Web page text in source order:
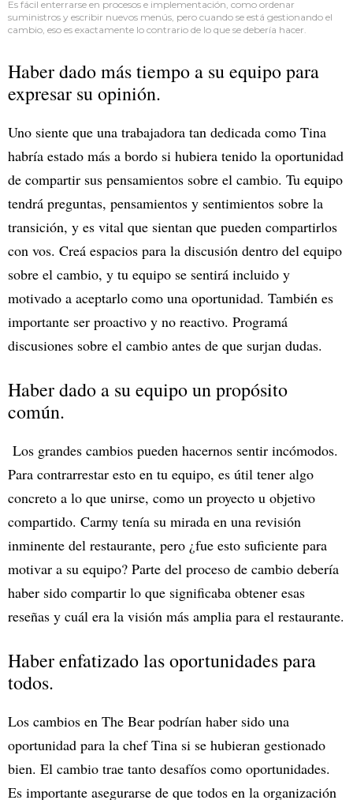
Es fácil enterrarse en procesos e implementación, como ordenar
suministros y escribir nuevos menús, pero cuando se está gestionando el
cambio, eso es exactamente lo contrario de lo que se debería hacer.
Haber dado más tiempo a su equipo para
expresar su opinión.
Uno siente que una trabajadora tan dedicada como Tina
habría estado más a bordo si hubiera tenido la oportunidad
de compartir sus pensamientos sobre el cambio. Tu equipo
tendrá preguntas, pensamientos y sentimientos sobre la
transición, y es vital que sientan que pueden compartirlos
con vos. Creá espacios para la discusión dentro del equipo
sobre el cambio, y tu equipo se sentirá incluido y
motivado a aceptarlo como una oportunidad. También es
importante ser proactivo y no reactivo. Programá
discusiones sobre el cambio antes de que surjan dudas.
Haber dado a su equipo un propósito
común.
Los grandes cambios pueden hacernos sentir incómodos.
Para contrarrestar esto en tu equipo, es útil tener algo
concreto a lo que unirse, como un proyecto u objetivo
compartido. Carmy tenía su mirada en una revisión
inminente del restaurante, pero ¿fue esto suficiente para
motivar a su equipo? Parte del proceso de cambio debería
haber sido compartir lo que significaba obtener esas
reseñas y cuál era la visión más amplia para el restaurante.
Haber enfatizado las oportunidades para
todos.
Los cambios en The Bear podrían haber sido una
oportunidad para la chef Tina si se hubieran gestionado
bien. El cambio trae tanto desafíos como oportunidades.
Es importante asegurarse de que todos en la organización